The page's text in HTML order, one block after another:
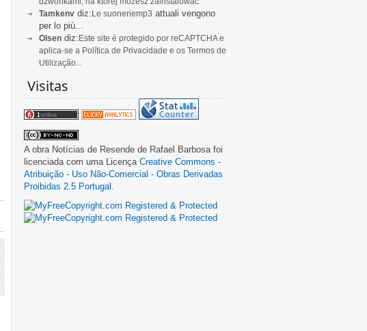
Tamkenv diz: Le suoneriemp3 attuali vengono
per lo più...
Olsen diz: Este site é protegido por reCAPTCHA e
aplica-se a Política de Privacidade e os Termos de
Utilização...
Visitas
A obra Notícias de Resende de Rafael Barbosafoi
licenciada com uma Licença Creative Commons -
Atribuição - Uso Não-Comercial - Obras Derivadas
Proibidas 2.5 Portugal .